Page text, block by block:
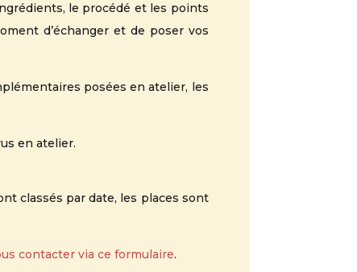
le procédé et les points
d’échanger et de poser vos
posées en atelier, les
en atelier.
classés par date, les places sont
contacter via ce formulaire.